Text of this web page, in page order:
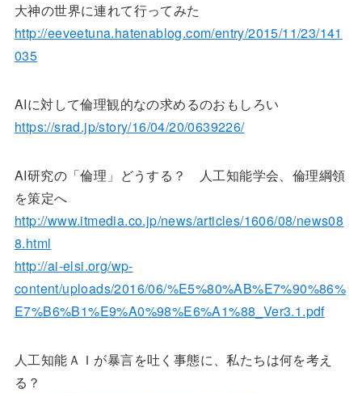
大神の世界に連れて行ってみた
http://eeveetuna.hatenablog.com/entry/2015/11/23/141
035
AIに対して倫理観的なの求めるのおもしろい
https://srad.jp/story/16/04/20/0639226/
AI研究の「倫理」どうする？ 人工知能学会、倫理綱領
を策定へ
http://www.itmedia.co.jp/news/articles/1606/08/news08
8.html
http://ai-elsi.org/wp-
content/uploads/2016/06/%E5%80%AB%E7%90%86%
E7%B6%B1%E9%A0%98%E6%A1%88_Ver3.1.pdf
人工知能ＡＩが暴言を吐く事態に、私たちは何を考え
る？